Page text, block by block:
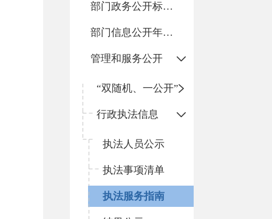
部门政务公开标准化目录
部门信息公开年度报告
管理和服务公开
“双随机、一公开”
行政执法信息
执法人员公示
执法事项清单
执法服务指南